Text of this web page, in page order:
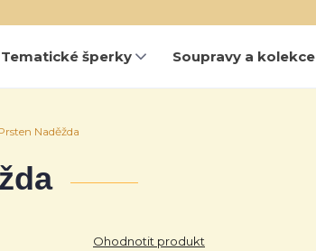
Tematické šperky Soupravy a kolekce
Naděžda
Ohodnotit produkt